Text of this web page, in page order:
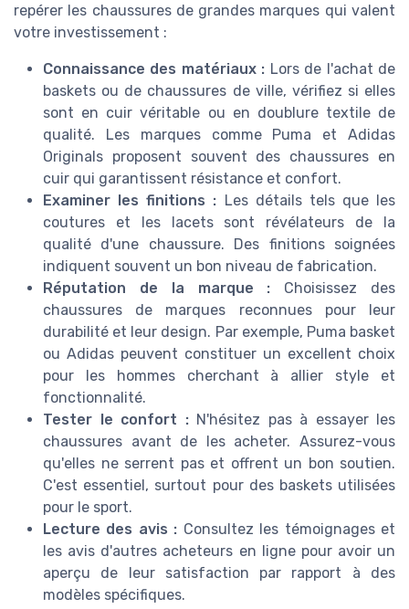
repérer les chaussures de grandes marques qui valent
votre investissement :
Connaissance des matériaux : Lors de l'achat de
baskets ou de chaussures de ville, vérifiez si elles
sont en cuir véritable ou en doublure textile de
qualité. Les marques comme Puma et Adidas
Originals proposent souvent des chaussures en
cuir qui garantissent résistance et confort.
Examiner les finitions : Les détails tels que les
coutures et les lacets sont révélateurs de la
qualité d'une chaussure. Des finitions soignées
indiquent souvent un bon niveau de fabrication.
Réputation de la marque : Choisissez des
chaussures de marques reconnues pour leur
durabilité et leur design. Par exemple, Puma basket
ou Adidas peuvent constituer un excellent choix
pour les hommes cherchant à allier style et
fonctionnalité.
Tester le confort :N'hésitez pas à essayer les
chaussures avant de les acheter. Assurez-vous
qu'elles ne serrent pas et offrent un bon soutien.
C'est essentiel, surtout pour des baskets utilisées
pour le sport.
Lecture des avis : Consultez les témoignages et
les avis d'autres acheteurs en ligne pour avoir un
aperçu de leur satisfaction par rapport à des
modèles spécifiques.